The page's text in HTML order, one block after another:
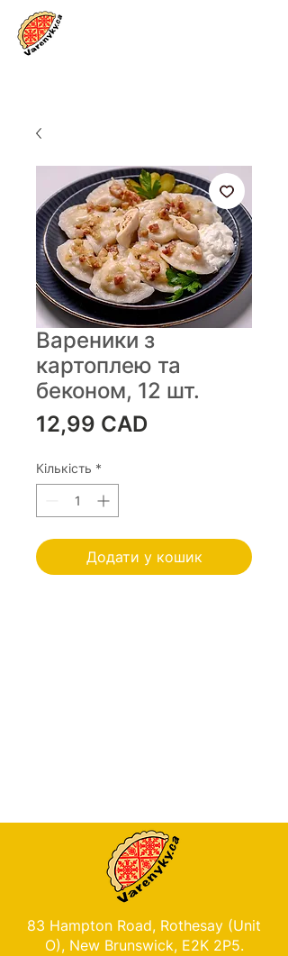
Вареники з
картоплею та
беконом, 12 шт.
12,99 CAD
Кількість *
Додати у кошик
83 Hampton Road, Rothesay (Unit
O), New Brunswick, E2K 2P5.